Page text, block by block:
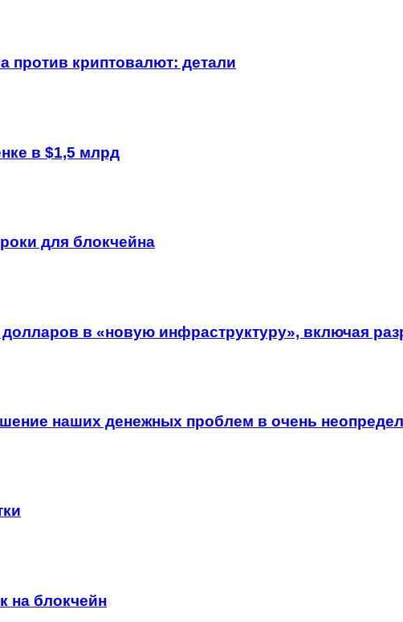
криптовалют: детали
в $1,5 млрд
для блокчейна
в «новую инфраструктуру», включая
наших денежных проблем в очень
на блокчейн